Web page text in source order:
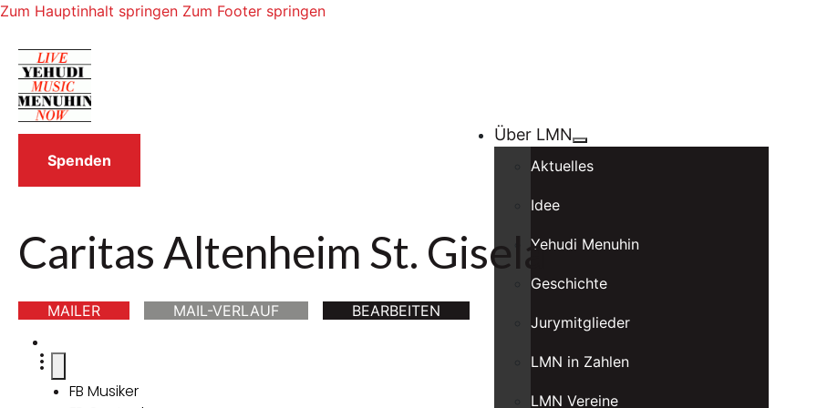
Zum Hauptinhalt springen Zum Footer springen
Über LMN
Aktuelles
Idee
Yehudi Menuhin
Geschichte
Jurymitglieder
LMN in Zahlen
LMN Vereine
Spenden
Caritas Altenheim St. Gisela
MAILER MAIL-VERLAUF BEARBEITEN
FB Musiker